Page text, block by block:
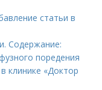
статьи в
Содержание:
поредения
клинике «Доктор